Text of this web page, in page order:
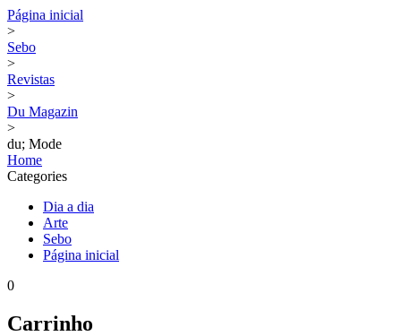
Página inicial
>
Sebo
>
Revistas
>
Du Magazin
>
du; Mode
Home
Categories
Dia a dia
Arte
Sebo
Página inicial
0
Carrinho